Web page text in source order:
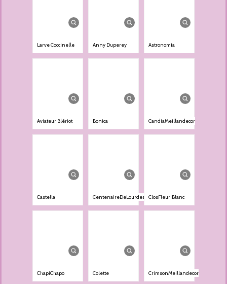
Larve Coccinelle Anny Duperey Astronomia
Aviateur Blériot Bonica CandiaMeillandecor
Castella CentenaireDeLourdes ClosFleuriBlanc
ChapiChapo Colette CrimsonMeillandecor